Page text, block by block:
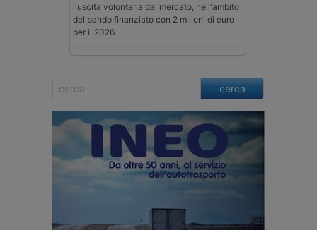
l'uscita volontaria dal mercato, nell'ambito
del bando finanziato con 2 milioni di euro
per il 2026.
cerca